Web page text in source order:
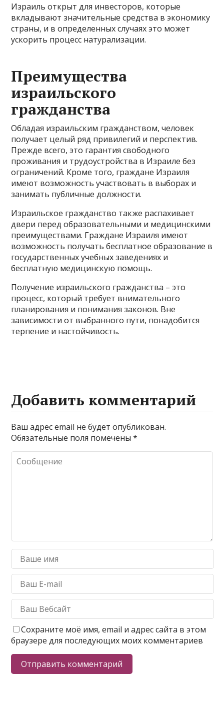
Израиль открыт для инвесторов, которые
вкладывают значительные средства в экономику
страны, и в определенных случаях это может
ускорить процесс натурализации.
Преимущества
израильского
гражданства
Обладая израильским гражданством, человек
получает целый ряд привилегий и перспектив.
Прежде всего, это гарантия свободного
проживания и трудоустройства в Израиле без
ограничений. Кроме того, граждане Израиля
имеют возможность участвовать в выборах и
занимать публичные должности.
Израильское гражданство также распахивает
двери перед образовательными и медицинскими
преимуществами. Граждане Израиля имеют
возможность получать бесплатное образование в
государственных учебных заведениях и
бесплатную медицинскую помощь.
Получение израильского гражданства – это
процесс, который требует внимательного
планирования и понимания законов. Вне
зависимости от выбранного пути, понадобится
терпение и настойчивость.
Добавить комментарий
Ваш адрес email не будет опубликован.
Обязательные поля помечены*
Сохраните моё имя, email и адрес сайта в этом
браузере для последующих моих комментариев